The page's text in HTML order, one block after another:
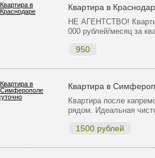
Квартира в
НЕ АГЕНТСТВО!
000 рублей/месяц за
950
Квартира в
Квартира после
рядом. Идеальная
1500 рублей